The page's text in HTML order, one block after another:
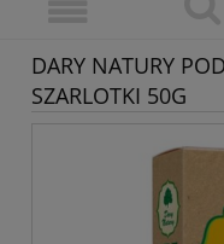
DARY NATURY
SZARLOTKI 50G